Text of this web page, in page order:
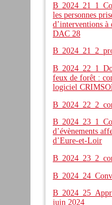
les personnes
d’interventions
DAC 28
feux de forêt :
logiciel
d’évènements
d’Eure-et-Loir
juin 2024